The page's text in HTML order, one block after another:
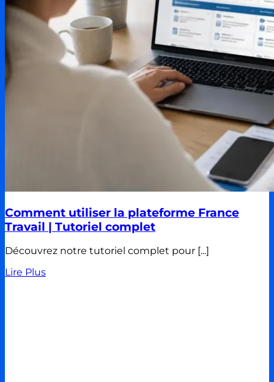
Comment utiliser la plateforme France
Travail | Tutoriel complet
Découvrez notre tutoriel complet pour [...]
Lire Plus